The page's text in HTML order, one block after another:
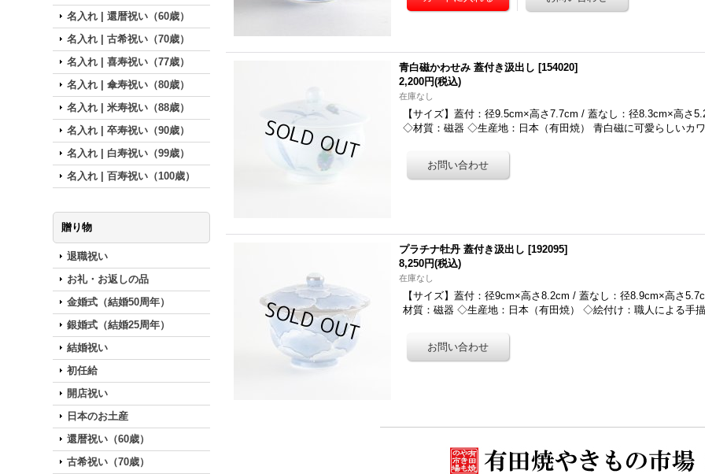
名入れ | 還暦祝い（60歳）
名入れ | 古希祝い（70歳）
名入れ | 喜寿祝い（77歳）
名入れ | 傘寿祝い（80歳）
名入れ | 米寿祝い（88歳）
名入れ | 卒寿祝い（90歳）
名入れ | 白寿祝い（99歳）
名入れ | 百寿祝い（100歳）
贈り物
退職祝い
お礼・お返しの品
金婚式（結婚50周年）
銀婚式（結婚25周年）
結婚祝い
初任給
開店祝い
日本のお土産
還暦祝い（60歳）
古希祝い（70歳）
青白磁かわせみ 蓋付き汲出し [154020]
2,200円(税込)
在庫なし
【サイズ】蓋付：径9.5cm×高さ7.7cm / 蓋なし：径8.3cm×高さ
◇材質：磁器 ◇生産地：日本（有田焼） 青白磁に可愛らしいカ
プラチナ牡丹 蓋付き汲出し [192095]
8,250円(税込)
在庫なし
【サイズ】蓋付：径9cm×高さ8.2cm / 蓋なし：径8.9cm×高さ
材質：磁器 ◇生産地：日本（有田焼） ◇絵付け：職人による手